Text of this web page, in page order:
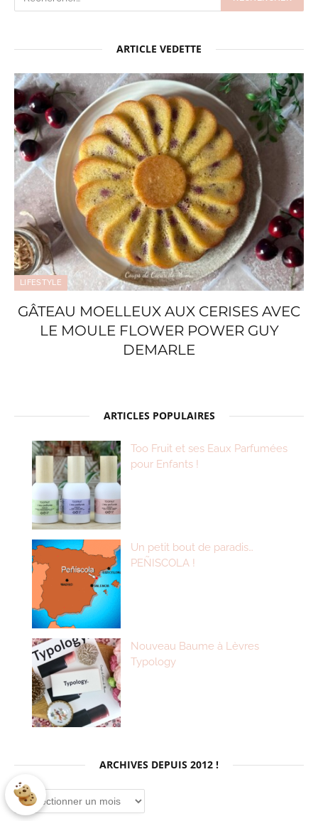
ARTICLE VEDETTE
LIFESTYLE
GÂTEAU MOELLEUX AUX CERISES AVEC
LE MOULE FLOWER POWER GUY
DEMARLE
ARTICLES POPULAIRES
Too Fruit et ses Eaux Parfumées
pour Enfants !
Un petit bout de paradis…
PEÑISCOLA !
Nouveau Baume à Lèvres
Typology
ARCHIVES DEPUIS 2012 !
Archives
depuis